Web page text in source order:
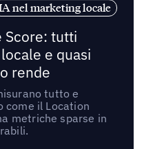
nel marketing locale
Score: tutti
e quasi
rende
tutto e
come il Location
metriche sparse in